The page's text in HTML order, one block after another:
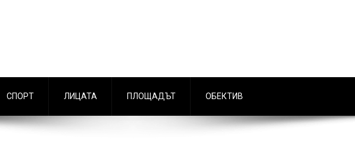
СПОРТ ЛИЦАТА ПЛОЩАДЪТ ОБЕКТИВ